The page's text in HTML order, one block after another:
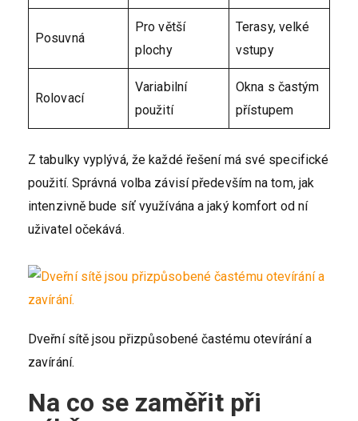
Posuvná
Pro větší
plochy
Terasy, velké
vstupy
Rolovací
Variabilní
použití
Okna s častým
přístupem
Z tabulky vyplývá, že každé řešení má své specifické
použití. Správná volba závisí především na tom, jak
intenzivně bude síť využívána a jaký komfort od ní
uživatel očekává.
Dveřní sítě jsou přizpůsobené častému otevírání a
zavírání.
Na co se zaměřit při